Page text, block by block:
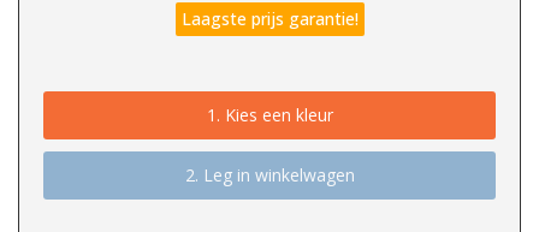
Laagste prijs garantie!
1. Kies een kleur
2. Leg in winkelwagen